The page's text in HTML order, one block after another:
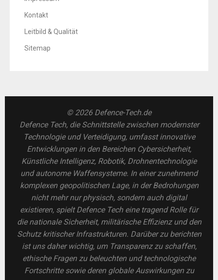
Kontakt
Leitbild & Qualität
Sitemap
© 2026 Defence-Tech.de
Defence Tech, die Schnittstelle zwischen modernster
Technologie und Verteidigung, umfasst innovative
Entwicklungen in den Bereichen Cybersicherheit,
Künstliche Intelligenz, Robotik, Drohnentechnologie
und autonome Waffensysteme. In einer zunehmend
komplexen geopolitischen Lage, in der Bedrohungen
nicht mehr nur physisch, sondern auch digital
existieren, spielt Defence Tech eine tragend Rolle für
die nationale Sicherheit, militärische Effizienz und den
Schutz kritischer Infrastrukturen. Darüber zu berichten
ist uns daher wichtig, um Transparenz zu schaffen,
ethische Fragen zu beleuchten und technologische
Fortschritte sowie deren globale Auswirkungen zu